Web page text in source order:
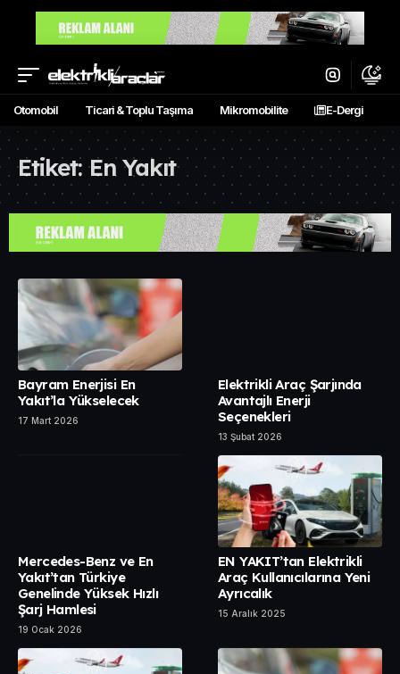
Otomobil Ticari & Toplu Taşıma Mikromobilite E-Dergi
Etiket:En Yakıt
Bayram Enerjisi En
Yakıt’la Yükselecek
17 Mart 2026
Elektrikli Araç Şarjında
Avantajlı Enerji
Seçenekleri
13 Şubat 2026
Mercedes-Benz ve En
Yakıt’tan Türkiye
Genelinde Yüksek Hızlı
Şarj Hamlesi
19 Ocak 2026
EN YAKIT’tan Elektrikli
Araç Kullanıcılarına Yeni
Ayrıcalık
15 Aralık 2025